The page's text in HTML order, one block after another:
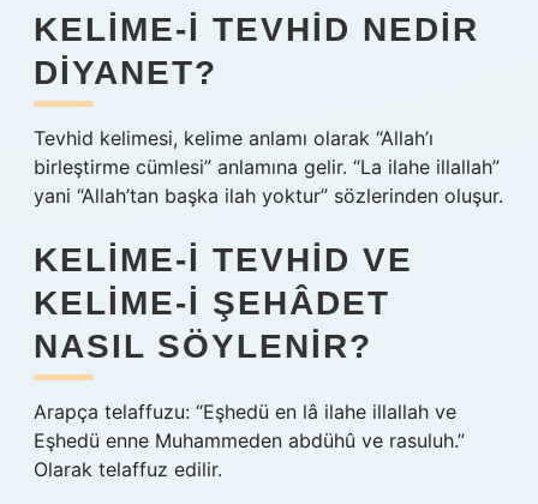
KELIME-I TEVHID NEDIR
DIYANET?
Tevhid kelimesi, kelime anlamı olarak “Allah’ı
birleştirme cümlesi” anlamına gelir. “La ilahe illallah”
yani “Allah’tan başka ilah yoktur” sözlerinden oluşur.
KELIME-I TEVHID VE
KELIME-I ŞEHÂDET
NASIL SÖYLENIR?
Arapça telaffuzu: “Eşhedü en lâ ilahe illallah ve
Eşhedü enne Muhammeden abdühû ve rasuluh.”
Olarak telaffuz edilir.